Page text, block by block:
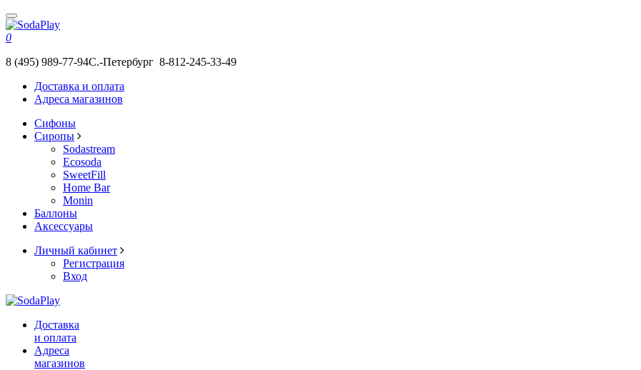
0
8 (495) 989-77-94С.-Петербург 8-812-245-33-49
Доставка и оплата
Адреса магазинов
Сифоны
Сиропы
Sodastream
Ecosoda
SweetFill
Home Bar
Monin
Баллоны
Аксессуары
Личный кабинет
Регистрация
Вход
Доставка
и оплата
Адреса
магазинов